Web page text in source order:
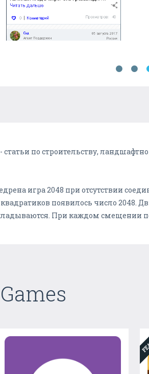
по строительству,
игра 2048 при отсутствии
появилось число 2048.
При каждом смещении